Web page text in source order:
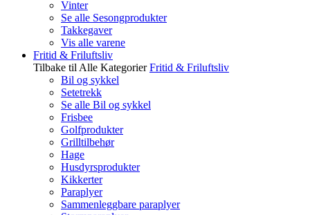
Vinter
Se alle Sesongprodukter
Takkegaver
Vis alle varene
Fritid & Friluftsliv
Tilbake til Alle Kategorier Fritid & Friluftsliv
Bil og sykkel
Setetrekk
Se alle Bil og sykkel
Frisbee
Golfprodukter
Grilltilbehør
Hage
Husdyrsprodukter
Kikkerter
Paraplyer
Sammenleggbare paraplyer